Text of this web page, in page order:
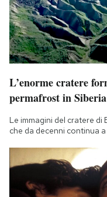
L’enorme cratere
permafrost in Siberia
Le immagini del cratere
che da decenni continua